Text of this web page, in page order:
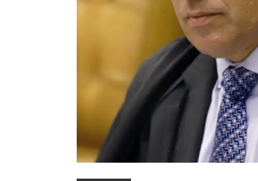
Pressione Enter para